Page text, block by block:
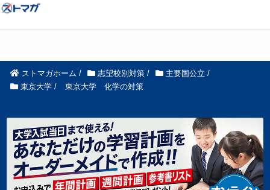
ストマガホーム / 志望校別対策 / 主要国公立 /
東京大学 / 東京大学 化学の対策